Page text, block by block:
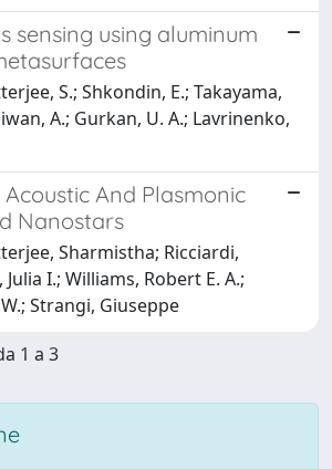
sensing using aluminum
S.; Shkondin, E.; Takayama,
A.; Gurkan, U. A.; Lavrinenko,
And Plasmonic
Nanostars
Sharmistha; Ricciardi,
I.; Williams, Robert E. A.;
Strangi, Giuseppe
1 a 3